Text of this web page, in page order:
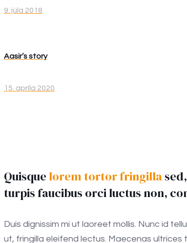
9. júla 2018
Aasir’s story
15. apríla 2020
Quisque lorem tortor fringilla
turpis faucibus orci luctus non,
Duis dignissim mi ut laoreet mollis. Nunc id
ut, fringilla eleifend lectus. Maecenas